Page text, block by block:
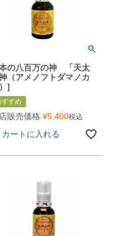
の八百万の神 「天太
（アメノフトダマノカ
]
すすめ
販売価格 ¥5,400税込
カートに入れる